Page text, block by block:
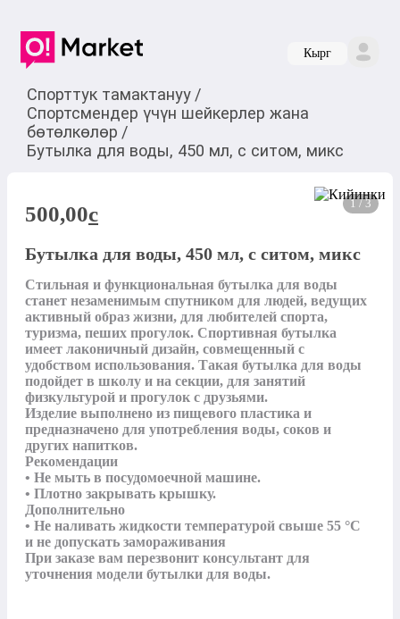
Кырг
Спорттук тамактануу /
Спортсмендер үчүн шейкерлер жана
бөтөлкөлөр /
Бутылка для воды, 450 мл, с ситом, микс
1 / 3
500,00c
Бутылка для воды, 450 мл, с ситом, микс
Стильная и функциональная бутылка для воды
станет незаменимым спутником для людей, ведущих
активный образ жизни, для любителей спорта,
туризма, пеших прогулок. Спортивная бутылка
имеет лаконичный дизайн, совмещенный с
удобством использования. Такая бутылка для воды
подойдет в школу и на секции, для занятий
физкультурой и прогулок с друзьями.
Изделие выполнено из пищевого пластика и
предназначено для употребления воды, соков и
других напитков.
Рекомендации
• Не мыть в посудомоечной машине.
• Плотно закрывать крышку.
Дополнительно
• Не наливать жидкости температурой свыше 55 °С
и не допускать замораживания
При заказе вам перезвонит консультант для
уточнения модели бутылки для воды.